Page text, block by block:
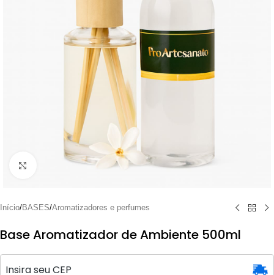
Clique para ampliar
Início/BASES/Aromatizadores e perfumes
Base Aromatizador de Ambiente 500ml